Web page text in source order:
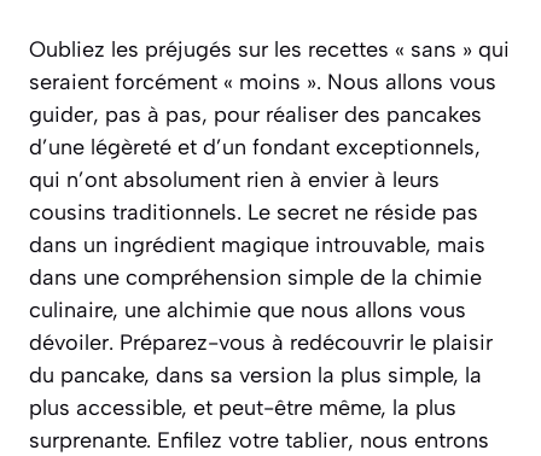
Oubliez les préjugés sur les recettes « sans » qui
seraient forcément « moins ». Nous allons vous
guider, pas à pas, pour réaliser des pancakes
d’une légèreté et d’un fondant exceptionnels,
qui n’ont absolument rien à envier à leurs
cousins traditionnels. Le secret ne réside pas
dans un ingrédient magique introuvable, mais
dans une compréhension simple de la chimie
culinaire, une alchimie que nous allons vous
dévoiler. Préparez-vous à redécouvrir le plaisir
du pancake, dans sa version la plus simple, la
plus accessible, et peut-être même, la plus
surprenante. Enfilez votre tablier, nous entrons